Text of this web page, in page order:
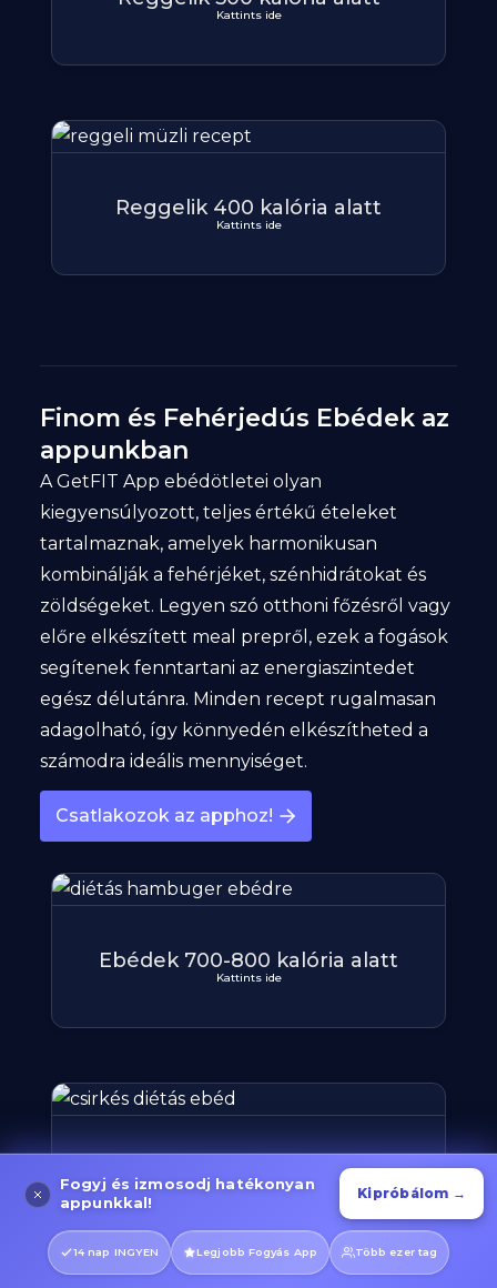
Kattints ide
Reggelik 400 kalória alatt
Kattints ide
Finom és Fehérjedús Ebédek az
appunkban
A GetFIT App ebédötletei olyan
kiegyensúlyozott, teljes értékű ételeket
tartalmaznak, amelyek harmonikusan
kombinálják a fehérjéket, szénhidrátokat és
zöldségeket. Legyen szó otthoni főzésről vagy
előre elkészített meal prepről, ezek a fogások
segítenek fenntartani az energiaszintedet
egész délutánra. Minden recept rugalmasan
adagolható, így könnyedén elkészítheted a
számodra ideális mennyiséget.
Csatlakozok az apphoz!
Ebédek 700-800 kalória alatt
Kattints ide
Ebédek 250-300 kalória alatt
Kattints ide
Fogyj és izmosodj hatékonyan
appunkkal!
Kipróbálom →
14 nap INGYEN Legjobb Fogyás App Több ezer tag